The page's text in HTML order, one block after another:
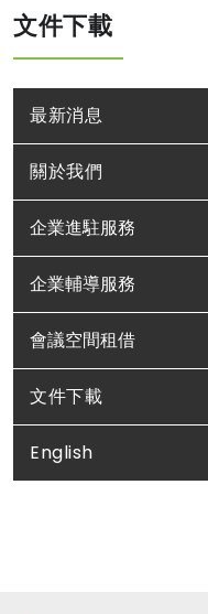
最新消息
關於我們
企業進駐服務
企業輔導服務
會議空間租借
文件下載
English
文件下載